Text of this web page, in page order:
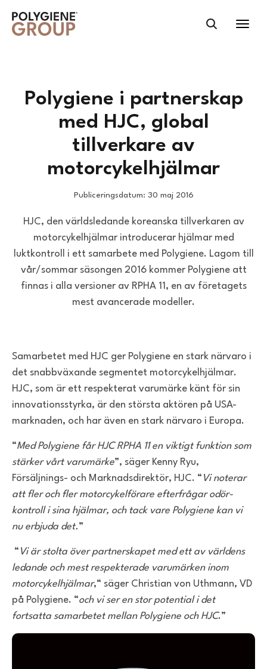
Polygiene i partnerskap
med HJC, global
tillverkare av
motorcykelhjälmar
Publiceringsdatum: 30 maj 2016
HJC, den världsledande koreanska tillverkaren av
motorcykelhjälmar introducerar hjälmar med
luktkontroll i ett samarbete med Polygiene. Lagom till
vår/sommar säsongen 2016 kommer Polygiene att
finnas i alla versioner av RPHA 11, en av företagets
mest avancerade modeller.
Samarbetet med HJC ger Polygiene en stark närvaro i
det snabbväxande segmentet motorcykelhjälmar.
HJC, som är ett respekterat varumärke känt för sin
innovationsstyrka, är den största aktören på USA-
marknaden, och har även en stark närvaro i Europa.
“Med Polygiene får HJC RPHA 11 en viktigt funktion som
stärker vårt varumärke”, säger Kenny Ryu,
Försäljnings- och Marknadsdirektör, HJC. “ Vi noterar
att fler och fler motorcykelförare efterfrågar odör-
kontroll i sina hjälmar, och tack vare Polygiene kan vi
nu erbjuda det.”
“ Vi är stolta över partnerskapet med ett av världens
ledande och mest respekterade varumärken inom
motorcykelhjälmar,“ säger Christian von Uthmann, VD
på Polygiene. “och vi ser en stor potential i det
fortsatta samarbetet mellan Polygiene och HJC.”